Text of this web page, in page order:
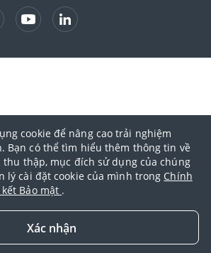
cookie để nâng cao trải nghiệm
Bạn có thể tìm hiểu thêm thông tin về
thu thập, mục đích sử dụng của chúng
lý cài đặt cookie của mình trong Chính
kết Bảo mật .
Xác nhận